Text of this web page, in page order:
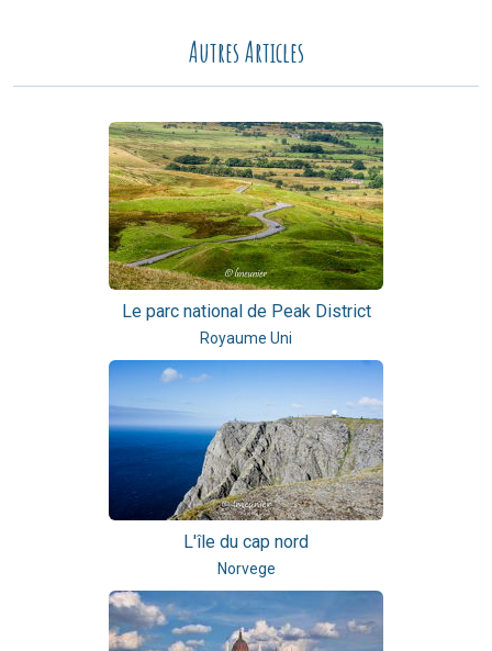
Autres Articles
Le parc national de Peak District
Royaume Uni
L'île du cap nord
Norvege